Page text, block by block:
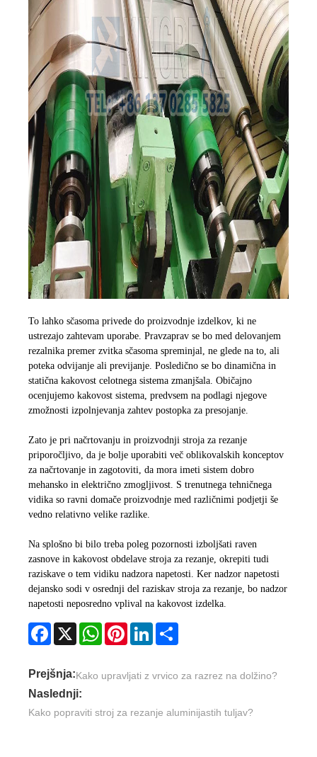
To lahko sčasoma privede do proizvodnje izdelkov, ki ne
ustrezajo zahtevam uporabe. Pravzaprav se bo med delovanjem
rezalnika premer zvitka sčasoma spreminjal, ne glede na to, ali
poteka odvijanje ali previjanje. Posledično se bo dinamična in
statična kakovost celotnega sistema zmanjšala. Običajno
ocenjujemo kakovost sistema, predvsem na podlagi njegove
zmožnosti izpolnjevanja zahtev postopka za presojanje.
Zato je pri načrtovanju in proizvodnji stroja za rezanje
priporočljivo, da je bolje uporabiti več oblikovalskih konceptov
za načrtovanje in zagotoviti, da mora imeti sistem dobro
mehansko in električno zmogljivost. S trenutnega tehničnega
vidika so ravni domače proizvodnje med različnimi podjetji še
vedno relativno velike razlike.
Na splošno bi bilo treba poleg pozornosti izboljšati raven
zasnove in kakovost obdelave stroja za rezanje, okrepiti tudi
raziskave o tem vidiku nadzora napetosti. Ker nadzor napetosti
dejansko sodi v osrednji del raziskav stroja za rezanje, bo nadzor
napetosti neposredno vplival na kakovost izdelka.
Facebook
X WhatsAppPinterestLinkedIn
Prejšnja:Kako upravljati z vrvico za razrez na dolžino?
Naslednji:
Kako popraviti stroj za rezanje aluminijastih tuljav?